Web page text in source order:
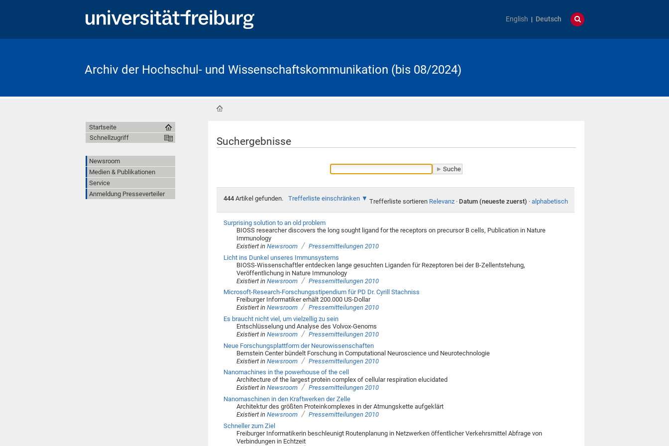
English Deutsch
Archiv der Hochschul- und Wissenschaftskommunikation (bis 08/2024)
Suchergebnisse
444Artikel gefunden. Trefferliste einschränken Trefferliste sortieren Relevanz · Datum (neueste zuerst) · alphabetisch
Surprising solution to an old problem
BIOSS researcher discovers the long sought ligand for the receptors on precursor B cells, Publication in Nature
Immunology
Existiert in Newsroom / Pressemitteilungen 2010
Licht ins Dunkel unseres Immunsystems
BIOSS-Wissenschaftler entdecken lange gesuchten Liganden für Rezeptoren bei der B-Zellentstehung,
Veröffentlichung in Nature Immunology
Existiert in Newsroom / Pressemitteilungen 2010
Microsoft-Research-Forschungsstipendium für PD Dr. Cyrill Stachniss
Freiburger Informatiker erhält 200.000 US-Dollar
Existiert in Newsroom / Pressemitteilungen 2010
Es braucht nicht viel, um vielzellig zu sein
Entschlüsselung und Analyse des Volvox-Genoms
Existiert in Newsroom / Pressemitteilungen 2010
Neue Forschungsplattform der Neurowissenschaften
Bernstein Center bündelt Forschung in Computational Neuroscience und Neurotechnologie
Existiert in Newsroom / Pressemitteilungen 2010
Nanomachines in the powerhouse of the cell
Architecture of the largest protein complex of cellular respiration elucidated
Existiert in Newsroom / Pressemitteilungen 2010
Nanomaschinen in den Kraftwerken der Zelle
Architektur des größten Proteinkomplexes in der Atmungskette aufgeklärt
Existiert in Newsroom / Pressemitteilungen 2010
Schneller zum Ziel
Freiburger Informatikerin beschleunigt Routenplanung in Netzwerken öffentlicher Verkehrsmittel Abfrage von
Verbindungen in Echtzeit
Startseite
Schnellzugriff
Newsroom
Medien & Publikationen
Service
Anmeldung Presseverteiler